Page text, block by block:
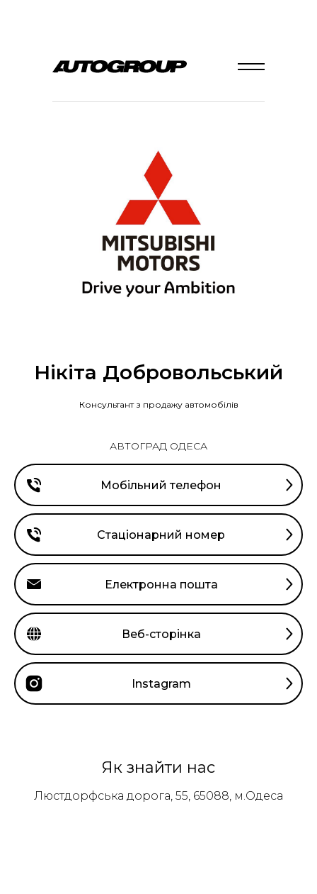
Нікіта Добровольський
Консультант з продажу автомобілів
АВТОГРАД ОДЕСА
Мобільний телефон
Стаціонарний номер
Електронна пошта
Веб-сторінка
Instagram
Як знайти нас
Люстдорфська дорога, 55, 65088, м.Одеса